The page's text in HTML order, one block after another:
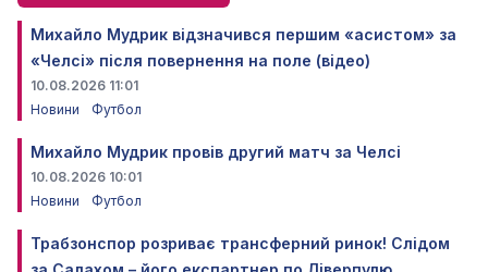
Михайло Мудрик відзначився першим «асистом» за
«Челсі» після повернення на поле (відео)
10.08.2026 11:01
Новини
Футбол
Михайло Мудрик провів другий матч за Челсі
10.08.2026 10:01
Новини
Футбол
Трабзонспор розриває трансферний ринок! Слідом